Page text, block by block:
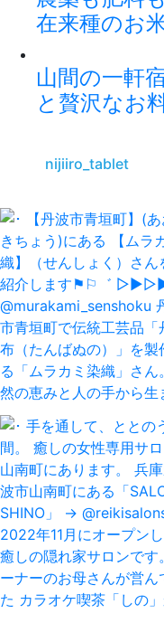
在来種のお
山間の一軒
と贅沢なお
nijiiro_tablet